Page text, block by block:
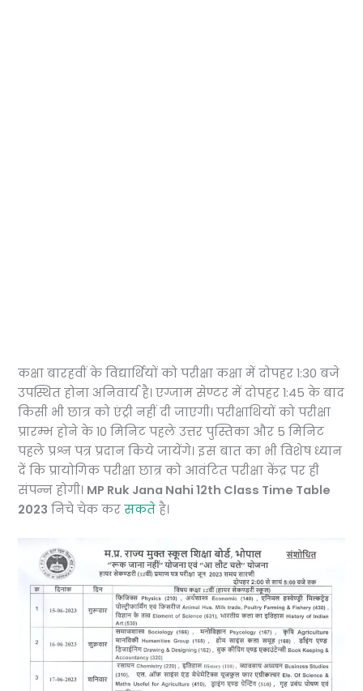
कक्षा बारहवीं के विद्यार्थियों को परीक्षा कक्षा में दोपहर 1:30 बजे
उपस्थित होना अनिवार्य है। एग्जाम सेण्टर में दोपहर 1:45 के बाद
किसी भी छात्र को एंट्री नहीं दी जाएगी। परीक्षाथियों को परीक्षा
प्रारम्भ होने के 10 मिनिट पहले उत्तर पुस्तिका और 5 मिनिट
पहले प्रश्न पत्र प्रदान किये जायेंगे। इस बात का भी विशेष ध्यान
दें कि प्रायोगिक परीक्षा छात्र को आवंटित परीक्षा केंद्र पर ही
संपन्न होगी। MP Ruk Jana Nahi 12th Class Time Table
2023 निचे चेक करसकते है।